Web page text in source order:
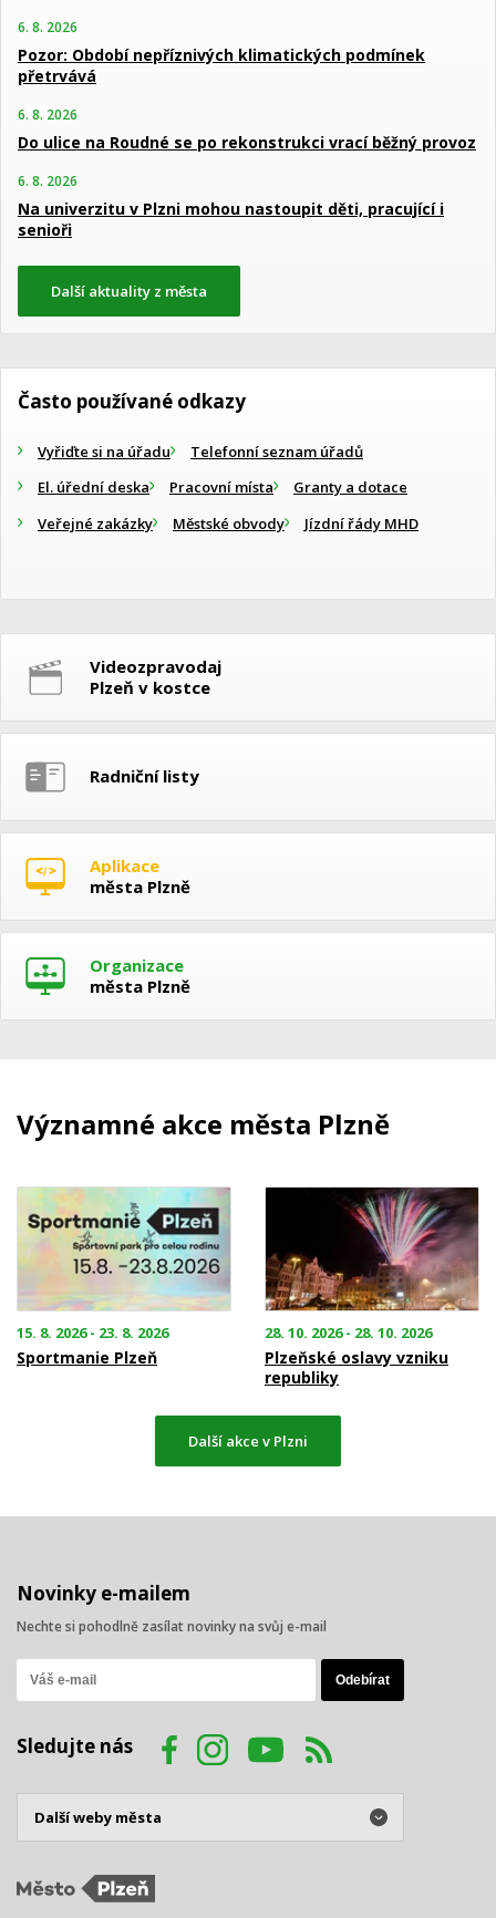
6. 8. 2026
Pozor: Období nepříznivých klimatických podmínek
přetrvává
6. 8. 2026
Do ulice na Roudné se po rekonstrukci vrací běžný provoz
6. 8. 2026
Na univerzitu v Plzni mohou nastoupit děti, pracující i
senioři
Další aktuality z města
Často používané odkazy
Vyřiďte si na úřadu
Telefonní seznam úřadů
El. úřední deska
Pracovní místa
Granty a dotace
Veřejné zakázky
Městské obvody Jízdní řády MHD
Videozpravodaj
Plzeň v kostce
Radniční listy
Aplikace
města Plzně
Organizace
města Plzně
Významné akce města Plzně
15. 8. 2026 - 23. 8. 2026
Sportmanie Plzeň
28. 10. 2026 - 28. 10. 2026
Plzeňské oslavy vzniku
republiky
Další akce v Plzni
Novinky e-mailem
Nechte si pohodlně zasílat novinky na svůj e-mail
Sledujte nás